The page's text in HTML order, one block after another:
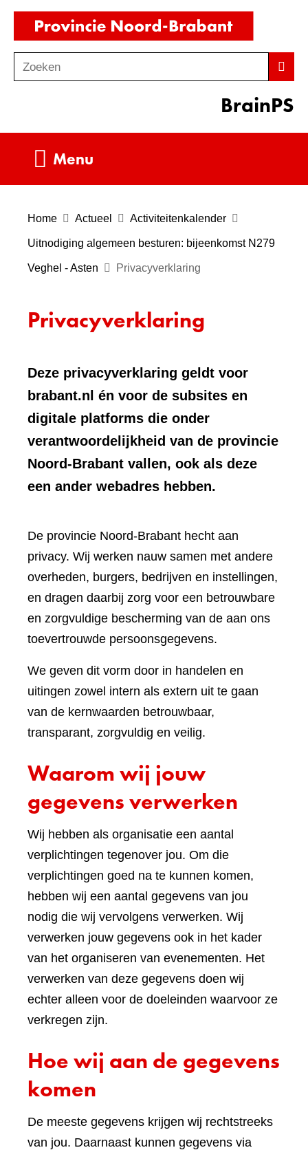
Ga
de
inhoud
o
Zoeken
BrainPS
Menu
Home Actueel Activiteitenkalender
Uitnodiging algemeen besturen: bijeenkomst N279
Veghel - Asten Privacyverklaring
Privacyverklaring
Deze privacyverklaring geldt voor
brabant.nl én voor de subsites en
digitale platforms die onder
verantwoordelijkheid van de provincie
Noord-Brabant vallen, ook als deze
een ander webadres hebben.
De provincie Noord-Brabant hecht aan
privacy. Wij werken nauw samen met andere
overheden, burgers, bedrijven en instellingen,
en dragen daarbij zorg voor een betrouwbare
en zorgvuldige bescherming van de aan ons
toevertrouwde persoonsgegevens.
We geven dit vorm door in handelen en
uitingen zowel intern als extern uit te gaan
van de kernwaarden betrouwbaar,
transparant, zorgvuldig en veilig.
Waarom wij jouw
gegevens verwerken
Wij hebben als organisatie een aantal
verplichtingen tegenover jou. Om die
verplichtingen goed na te kunnen komen,
hebben wij een aantal gegevens van jou
nodig die wij vervolgens verwerken. Wij
verwerken jouw gegevens ook in het kader
van het organiseren van evenementen. Het
verwerken van deze gegevens doen wij
echter alleen voor de doeleinden waarvoor ze
verkregen zijn.
Hoe wij aan de gegevens
komen
De meeste gegevens krijgen wij rechtstreeks
van jou. Daarnaast kunnen gegevens via